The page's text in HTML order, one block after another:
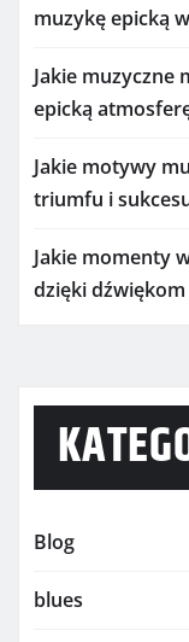
muzykę epicką
Jakie muzyczne
epicką
Jakie motywy
triumfu i
Jakie momenty
dzięki
Blog
blues